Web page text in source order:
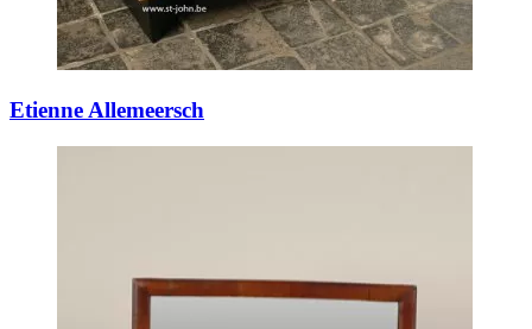
Etienne Allemeersch